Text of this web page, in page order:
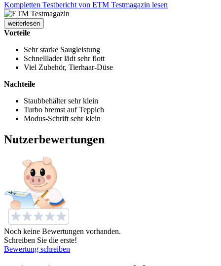
Kompletten Testbericht von ETM Testmagazin lesen
weiterlesen
Vorteile
Sehr starke Saugleistung
Schnelllader lädt sehr flott
Viel Zubehör, Tierhaar-Düse
Nachteile
Staubbehälter sehr klein
Turbo bremst auf Teppich
Modus-Schrift sehr klein
Nutzerbewertungen
Noch keine Bewertungen vorhanden.
Schreiben Sie die erste!
Bewertung schreiben